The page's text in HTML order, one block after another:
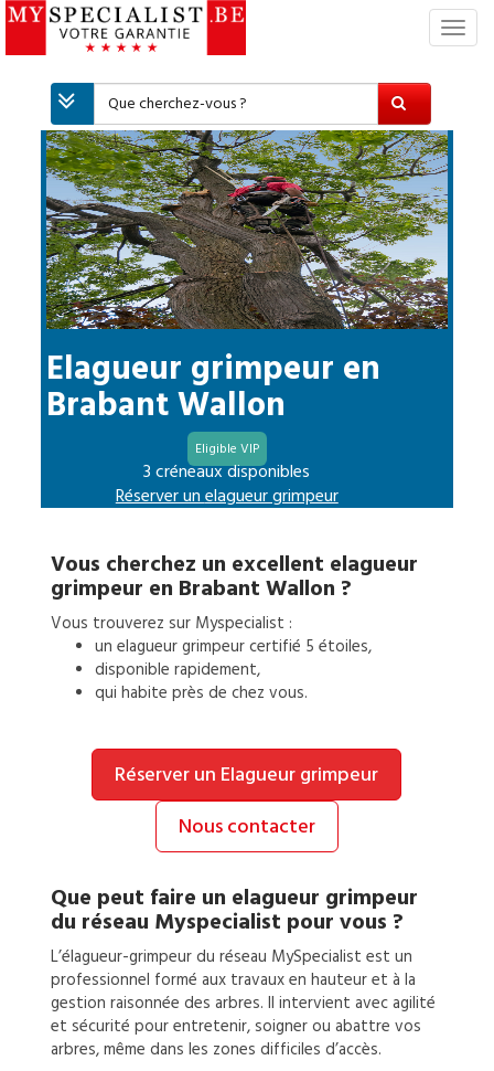
S
c
Elagueur grimpeur en
Brabant Wallon
Eligible VIP
3 créneaux disponibles
Réserver un elagueur grimpeur
Vous cherchez un excellent elagueur
grimpeur en Brabant Wallon ?
Vous trouverez sur Myspecialist :
un elagueur grimpeurcertifié 5 étoiles,
disponible rapidement,
qui habite près de chez vous.
Réserver un Elagueur grimpeur
Nous contacter
Que peut faire un elagueur grimpeur
du réseau Myspecialist pour vous ?
L’élagueur-grimpeur du réseau MySpecialist est un
professionnel formé aux travaux en hauteur et à la
gestion raisonnée des arbres. Il intervient avec agilité
et sécurité pour entretenir, soigner ou abattre vos
arbres, même dans les zones difficiles d’accès.